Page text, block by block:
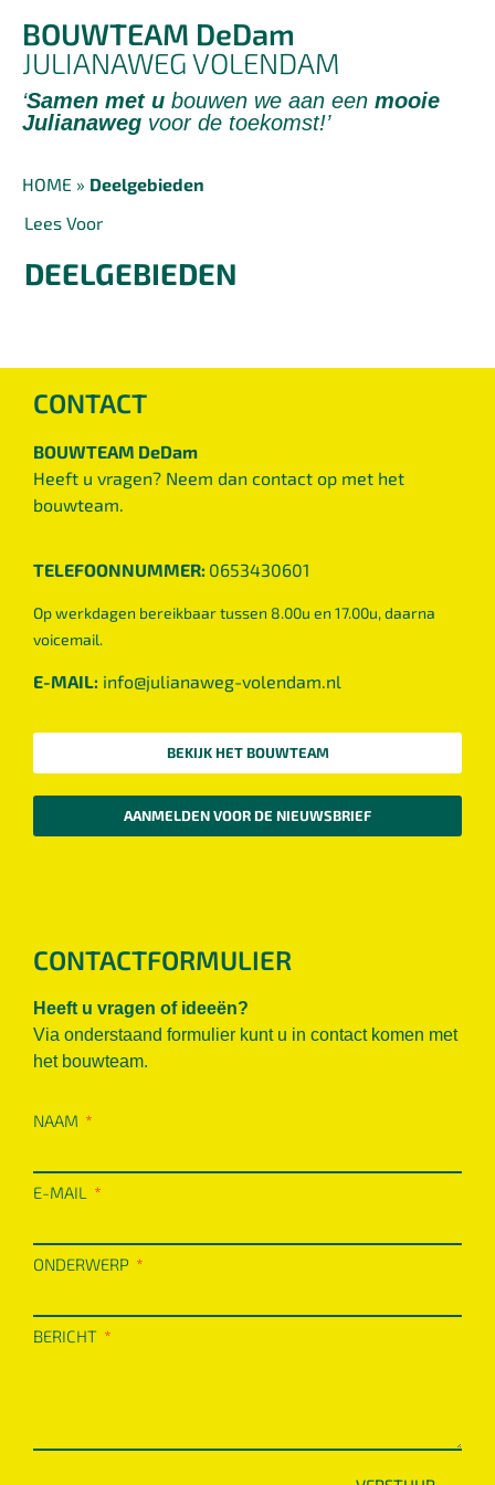
BOUWTEAM DeDam
JULIANAWEG VOLENDAM
‘Samen met u bouwen we aan een mooie
Julianaweg voor de toekomst!’
HOME » Deelgebieden
Lees Voor
DEELGEBIEDEN
CONTACT
BOUWTEAM DeDam
Heeft u vragen? Neem dan contact op met het
bouwteam.
TELEFOONNUMMER: 0653430601
Op werkdagen bereikbaar tussen 8.00u en 17.00u, daarna
voicemail.
E-MAIL: info@julianaweg-volendam.nl
BEKIJK HET BOUWTEAM
AANMELDEN VOOR DE NIEUWSBRIEF
CONTACTFORMULIER
Heeft u vragen of ideeën?
Via onderstaand formulier kunt u in contact komen met
het bouwteam.
NAAM
E-MAIL
ONDERWERP
BERICHT